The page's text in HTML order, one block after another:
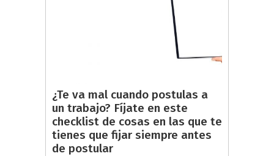
¿Te va mal cuando postulas a
un trabajo? Fíjate en este
checklist de cosas en las que te
tienes que fijar siempre antes
de postular